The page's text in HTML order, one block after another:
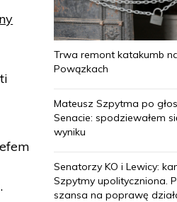
Trwa remont katakumb
Powązkach
Mateusz Szpytma po
Senacie: spodziewałem
wyniku
Senatorzy KO i Lewicy:
Szpytmy upolityczniona.
szansa na poprawę